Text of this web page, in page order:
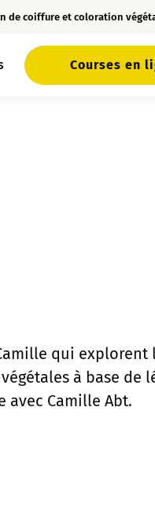
de coiffure et coloration
Courses en
qui explorent
à base de
avec Camille Abt.